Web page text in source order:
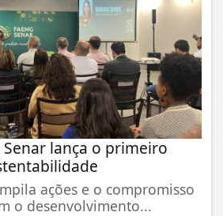
Senar lança o primeiro
ações e o compromisso
o desenvolvimento...